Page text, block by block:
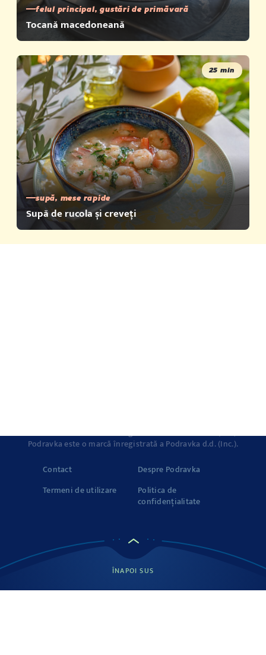
felul principal, gustări de primăvară
Tocană macedoneană
25 min
supă, mese rapide
Supă de rucola și creveți
Podravkaeste o marcă înregistrată a Podravka d.d. (Inc.).
Podravka este o marcă înregistrată a Podravka d.d. (Inc.).
Contact
Despre Podravka
Termeni de utilizare
Politica de
confidențialitate
ÎNAPOI SUS